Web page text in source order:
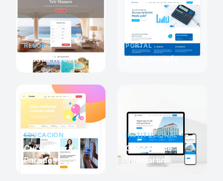
RESORT
Salado Resort
PORTAL
Contable.info
EDUCACIÓN
Cursos Para
Parados
INSTITUCIONAL
Concello de
Vilamartín